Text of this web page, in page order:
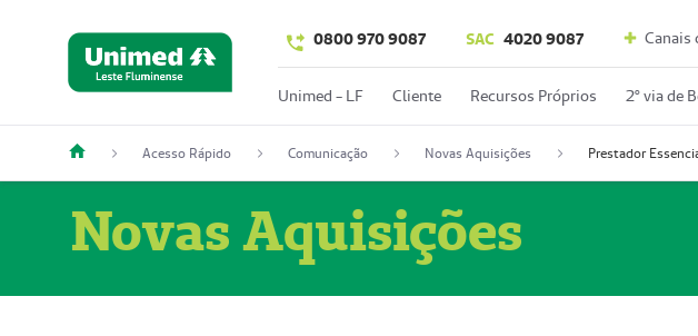
0800 970 9087 SAC 4020 9087 Canais
Unimed - LF Cliente Recursos Próprios 2º via de
Acesso Rápido Comunicação Novas Aquisições
Novas Aquisições